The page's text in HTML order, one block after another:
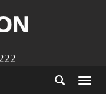
Toggle